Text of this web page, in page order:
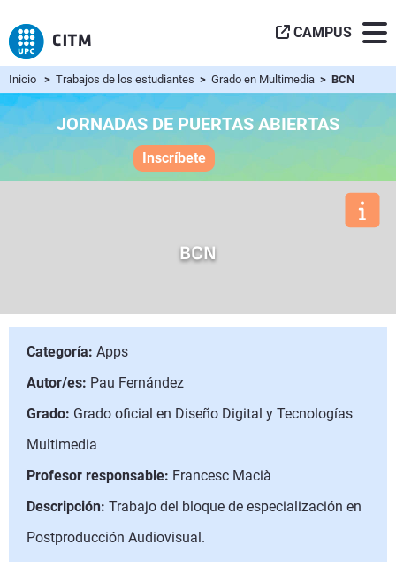
CAMPUS
Inicio > Trabajos de los estudiantes > Grado en Multimedia > BCN
JORNADAS DE PUERTAS ABIERTAS
Inscríbete
BCN
Categoría: Apps
Autor/es: Pau Fernández
Grado: Grado oficial en Diseño Digital y Tecnologías
Multimedia
Profesor responsable: Francesc Macià
Descripción: Trabajo del bloque de especialización en
Postproducción Audiovisual.